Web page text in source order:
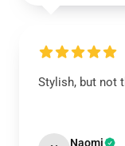
Stylish, but not
Naomi